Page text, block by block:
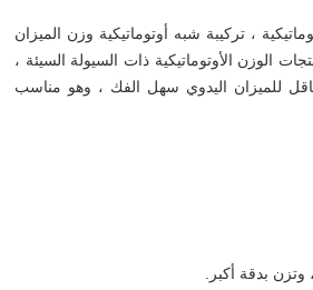
أوتوماتيكية ، تركيبة شبه أوتوماتيكية وزن الميزان
الوزن الأوتوماتيكية ذات السيولة السيئة ،
للميزان اليدوي سهل الفك ، وهو مناسب